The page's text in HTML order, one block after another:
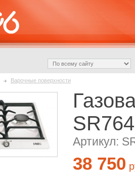
Варочные поверхности
Артикул:
38 750